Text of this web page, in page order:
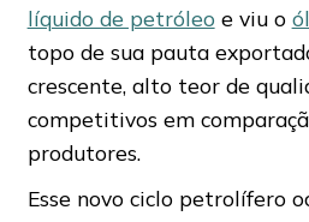
líquido de petróleo e viu o
topo de sua pauta
crescente, alto teor de
competitivos em
produtores.
Esse novo ciclo petrolífero